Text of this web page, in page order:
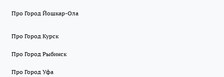
Про Город Йошкар-Ола
Про Город Курск
Про Город Рыбинск
Про Город Уфа